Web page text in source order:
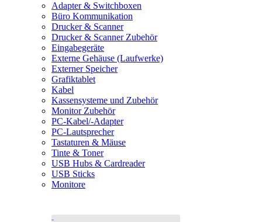
Adapter & Switchboxen
Büro Kommunikation
Drucker & Scanner
Drucker & Scanner Zubehör
Eingabegeräte
Externe Gehäuse (Laufwerke)
Externer Speicher
Grafiktablet
Kabel
Kassensysteme und Zubehör
Monitor Zubehör
PC-Kabel/-Adapter
PC-Lautsprecher
Tastaturen & Mäuse
Tinte & Toner
USB Hubs & Cardreader
USB Sticks
Monitore